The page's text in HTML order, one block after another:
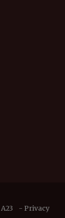
A23 - Privacy